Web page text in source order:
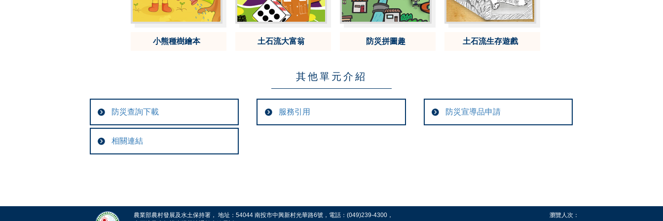
小熊種樹繪本 土石流大富翁 防災拼圖趣 土石流生存遊戲
其他單元介紹
防災查詢下載 服務引用 防災宣導品申請
相關連結
農業部農村發展及水土保持署， 地址：54044 南投市中興新村光華路6號，電話：(049)239-4300，
瀏覽人次：